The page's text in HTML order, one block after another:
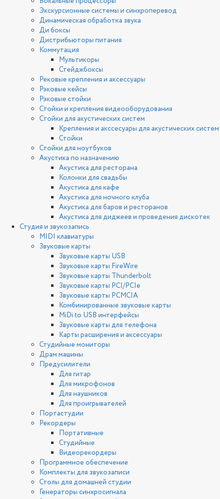
Экскурсионные системы и синхроперевод
Динамическая обработка звука
Ди боксы
Дистрибьюторы питания
Коммутация
Мультикоры
Стейджбоксы
Рековые крепления и аксессуары
Рэковые кейсы
Рэковые стойки
Стойки и крепления видеооборудования
Стойки для акустических систем
Крепления и акссесуары для акустических систем
Стойки
Стойки для ноутбуков
Акустика по назначению
Акустика для ресторана
Колонки для свадьбы
Акустика для кафе
Акустика для ночного клуба
Акустика для баров и ресторанов
Акустика для диджеев и проведения дискотек
Студия и звукозапись
MIDI клавиатуры
Звуковые карты
Звуковые карты USB
Звуковые карты FireWire
Звуковые карты Thunderbolt
Звуковые карты PCI/PCIe
Звуковые карты PCMCIA
Комбинированные звуковые карты
MiDi to USB интерфейсы
Звуковые карты для телефона
Карты расширения и аксессуары
Студийные мониторы
Драм машины
Предусилители
Для гитар
Для микрофонов
Для наушников
Для проигрывателей
Портастудии
Рекордеры
Портативные
Студийные
Видеорекордеры
Программное обеспечение
Комплекты для звукозаписи
Столы для домашней студии
Генераторы синхросигнала